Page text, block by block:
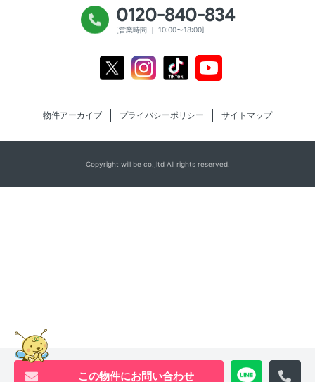
この物件にお問い合わせ
0120-840-834
[営業時間 ｜ 10:00〜18:00]
Instagram Tiktok
物件アーカイブ プライバシーポリシー サイトマップ
Copyright will be co.,ltd All rights reserved.